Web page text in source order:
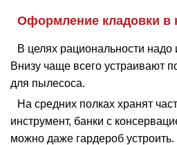
Оформление кладовки в
В целях рациональности надо
Внизу чаще всего устраивают
для пылесоса.
На средних полках хранят
инструмент, банки с
можно даже гардероб устроить.